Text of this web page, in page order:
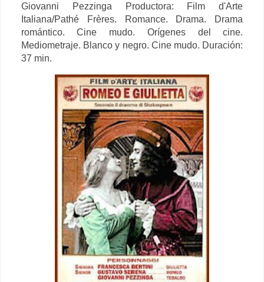
Giovanni Pezzinga Productora: Film d'Arte
Italiana/Pathé Frères. Romance. Drama. Drama
romántico. Cine mudo. Orígenes del cine.
Mediometraje. Blanco y negro. Cine mudo. Duración:
37 min.